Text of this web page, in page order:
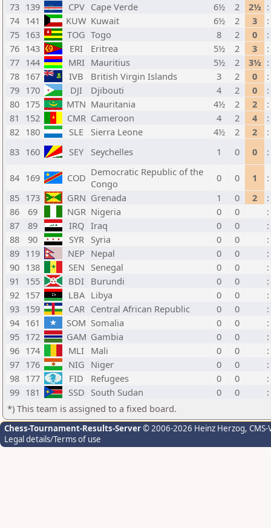
73 139 CPV Cape Verde 6½ 2 2½ :
74 141 KUW Kuwait 6½ 2 3
:
75 163 TOG Togo 8 2 0
:
76 143 ERI Eritrea 5½ 2 3
:
77 144 MRI Mauritius 5½ 2 3½ :
78 167 IVB British Virgin Islands 3 2 0
:
79 170 DJI Djibouti 4 2 0
:
80 175 MTN Mauritania 4½ 2 2
:
81
152 CMR Cameroon 4 2 4
:
82 180 SLE Sierra Leone 4½ 2 2
:
83 160 SEY Seychelles 1 0 0 :
84 169 COD Democratic Republic of the
Congo
0 0 1
:
85 173 GRN Grenada 1 0 2
:
86
69 NGR Nigeria 0 0
:
87
89 IRQ Iraq 0 0
:
88
90 SYR Syria 0 0
:
89 119 NEP Nepal 0 0
:
90 138 SEN Senegal 0 0
:
91
155 BDI Burundi 0 0
:
92 157 LBA Libya 0 0
:
93 159 CAR Central African Republic 0 0
:
94 161 SOM Somalia 0 0
:
95 172 GAM Gambia 0 0
:
96 174 MLI Mali 0 0
:
97 176 NIG Niger 0 0
:
98 177 FID Refugees 0 0
:
99 181 SSD South Sudan 0 0
:
*) This team is assigned to a fixed board.
Chess-Tournament-Results-Server© 2006-2026 Heinz Herzog,
Legal details/Terms of use